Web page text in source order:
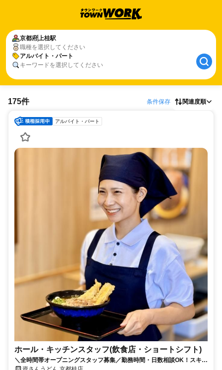
京都府上桂駅
職種を選択してください
アルバイト・パート
キーワードを選択してください
175件 条件保存 関連度順
アルバイト・パート
ホール・キッチンスタッフ(飲食店・ショートシフト)
＼全時間帯オープニングスタッフ募集／勤務時間・日数相談OK！スキマ